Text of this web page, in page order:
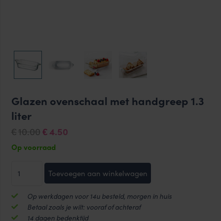
Glazen ovenschaal met handgreep 1.3
liter
€10.00Oorspronkelijke
prijs
€10.00.
€4.50Huidige
Op voorraad
ovenschaal
met
handgreep
1.3
Toevoegen aan winkelwagen
Op werkdagen voor 14u besteld, morgen in huis
Betaal zoals je wilt: vooraf of achteraf
14 dagen bedenktijd